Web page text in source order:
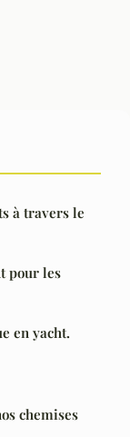
à travers le
pour les
en yacht.
chemises